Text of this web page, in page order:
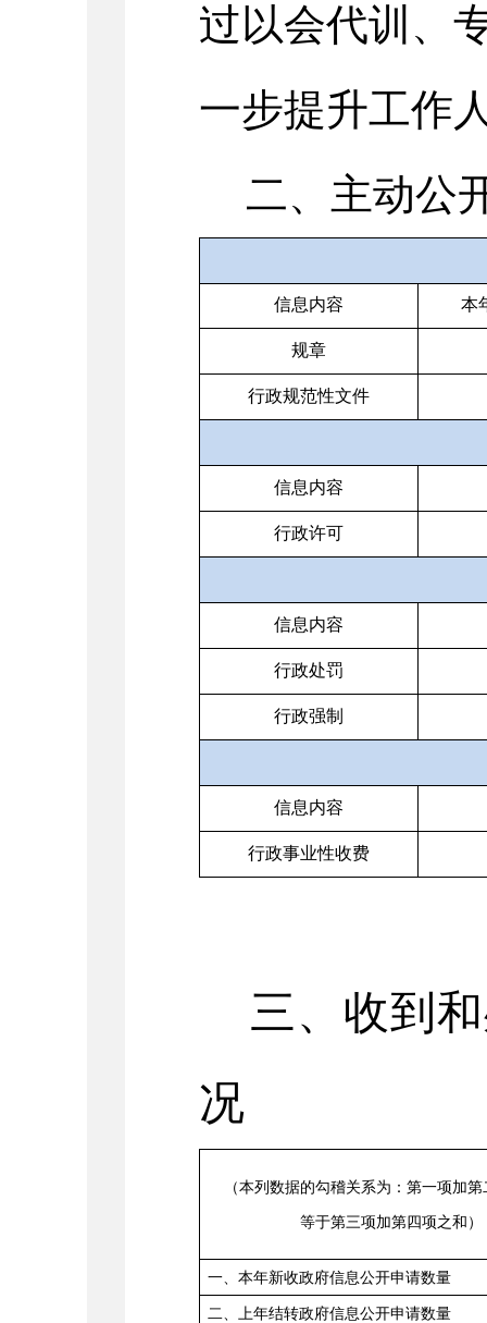
过以会代训、
一步提升工作
二、 主动公
信息内容 本
规章
行政规范性文件
信息内容
行政许可
信息内容
行政处罚
行政强制
信息内容
行政事业性收费
三、收到和
况
（本列数据的勾稽关系为：第一项加
等于第三项加第四项之和）
一、本年新收政府信息公开申请数量
二、上年结转政府信息公开申请数量